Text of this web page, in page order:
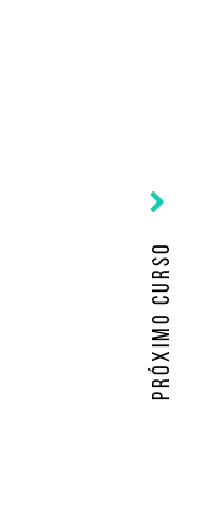
PRÓXIMO CURSO